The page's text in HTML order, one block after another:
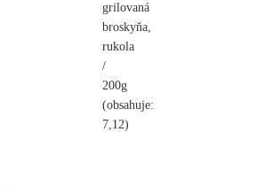
grilovaná
broskyňa,
rukola
/
200g
(obsahuje:
7,12)